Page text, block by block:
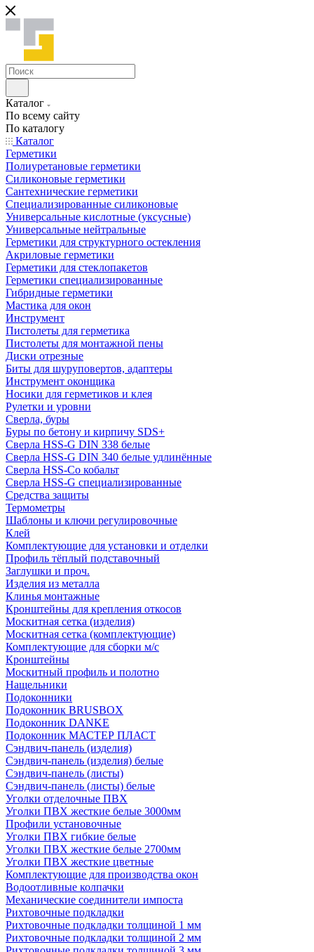
Каталог
По всему сайту
По каталогу
Каталог
Герметики
Полиуретановые герметики
Силиконовые герметики
Сантехнические герметики
Специализированные силиконовые
Универсальные кислотные (уксусные)
Универсальные нейтральные
Герметики для структурного остекления
Акриловые герметики
Герметики для стеклопакетов
Герметики специализированные
Гибридные герметики
Мастика для окон
Инструмент
Пистолеты для герметика
Пистолеты для монтажной пены
Диски отрезные
Биты для шуруповертов, адаптеры
Инструмент оконщика
Носики для герметиков и клея
Рулетки и уровни
Сверла, буры
Буры по бетону и кирпичу SDS+
Сверла HSS-G DIN 338 белые
Сверла HSS-G DIN 340 белые удлинённые
Сверла HSS-Co кобальт
Сверла HSS-G специализированные
Средства защиты
Термометры
Шаблоны и ключи регулировочные
Клей
Комплектующие для установки и отделки
Профиль тёплый подставочный
Заглушки и проч.
Изделия из металла
Клинья монтажные
Кронштейны для крепления откосов
Москитная сетка (изделия)
Москитная сетка (комплектующие)
Комплектующие для сборки м/с
Кронштейны
Москитный профиль и полотно
Нащельники
Подоконники
Подоконник BRUSBOX
Подоконник DANKE
Подоконник МАСТЕР ПЛАСТ
Сэндвич-панель (изделия)
Сэндвич-панель (изделия) белые
Сэндвич-панель (листы)
Сэндвич-панель (листы) белые
Уголки отделочные ПВХ
Уголки ПВХ жесткие белые 3000мм
Профили установочные
Уголки ПВХ гибкие белые
Уголки ПВХ жесткие белые 2700мм
Уголки ПВХ жесткие цветные
Комплектующие для производства окон
Водоотливные колпачки
Механические соединители импоста
Рихтовочные подкладки
Рихтовочные подкладки толщиной 1 мм
Рихтовочные подкладки толщиной 2 мм